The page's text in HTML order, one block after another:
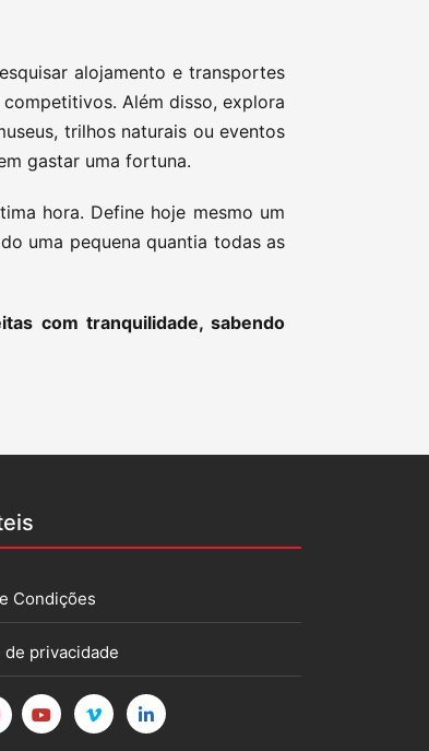
alojamento e transportes
Além disso, explora
trilhos naturais ou eventos
gastar uma fortuna.
hora. Define hoje mesmo um
uma pequena quantia todas as
com tranquilidade, sabendo
Condições
de privacidade